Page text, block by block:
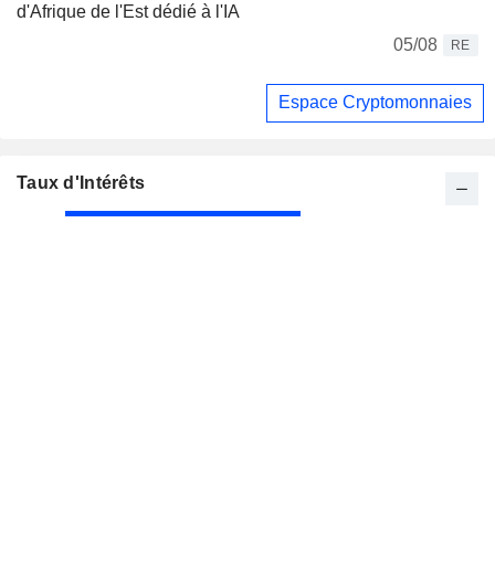
d'Afrique de l'Est dédié à l'IA
05/08
RE
Espace Cryptomonnaies
Taux d'Intérêts